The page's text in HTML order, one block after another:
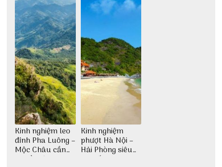
Kinh nghiệm leo
đỉnh Pha Luông –
Mộc Châu cần
chuẩn bị những
Kinh nghiệm
phượt Hà Nội –
Hải Phòng siêu
chi tiết dành cho